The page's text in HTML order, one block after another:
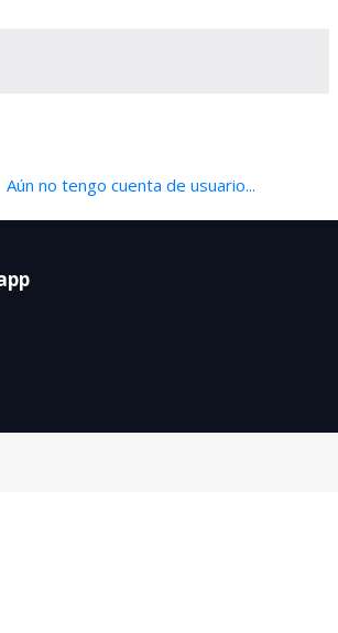
Aún no tengo cuenta de usuario...